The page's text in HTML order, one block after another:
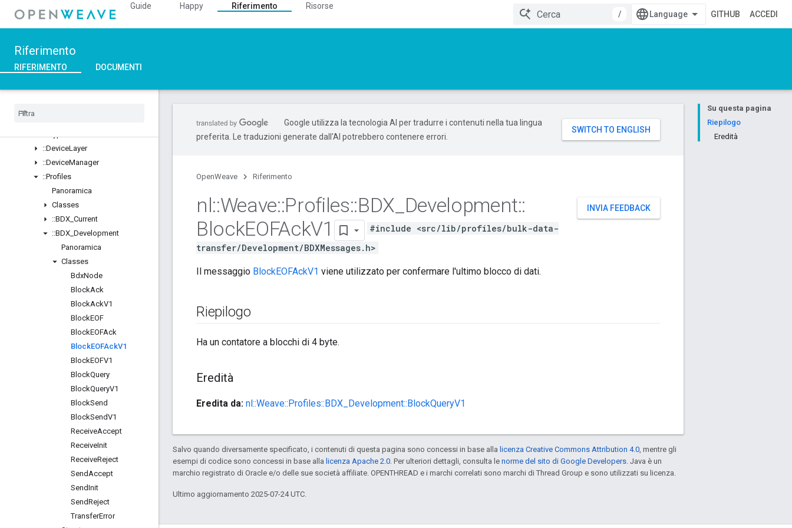
Guide Happy Riferimento
Risorse
/
GITHUB ACCEDI
Riferimento
RIFERIMENTO DOCUMENTI
::Ble
::Weave
Panoramica
Structs
::DeviceLayer
::DeviceManager
::Profiles
Panoramica
Classes
::BDX Current
::BDX Development
Panoramica
Classes
BdxNode
BlockAck
BlockAckV1
BlockEOF
BlockEOFAck
BlockEOFAckV1
BlockEOFV1
BlockQuery
BlockQueryV1
BlockSend
BlockSendV1
ReceiveAccept
ReceiveInit
ReceiveReject
SendAccept
SendInit
SendReject
TransferError
Su questa pagina
Riepilogo
Eredità
Google utilizza la tecnologia AI per tradurre i contenuti nella tua lingua
preferita. Le traduzioni generate dall'AI potrebbero contenere errori.
OpenWeave Riferimento
INVIA FEEDBACK
nl::Weave::Profiles::BDX Development::
BlockEOFAckV1
#include <src/lib/profiles/bulk-data-
transfer/Development/BDXMessages.h>
Il messaggio BlockEOFAckV1 viene utilizzato per confermare l'ultimo blocco di dati.
Riepilogo
Ha un contatore a blocchi di 4 byte.
Eredità
Eredita da: nl::Weave::Profiles::BDX_Development::BlockQueryV1
Salvo quando diversamente specificato, i contenuti di questa pagina sono concessi in base alla licenza Creative Commons Attribution 4.0, mentre gli
esempi di codice sono concessi in base alla licenza Apache 2.0. Per ulteriori dettagli, consulta le norme del sito di Google Developers. Java è un
marchio registrato di Oracle e/o delle sue società affiliate. OPENTHREAD e i marchi correlati sono marchi di Thread Group e sono utilizzati su licenza.
Ultimo aggiornamento 2025-07-24 UTC.